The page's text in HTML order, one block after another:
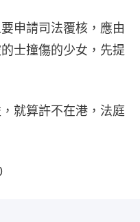
申請司法覆核，應由
士撞傷的少女，先提
就算許不在港，法庭